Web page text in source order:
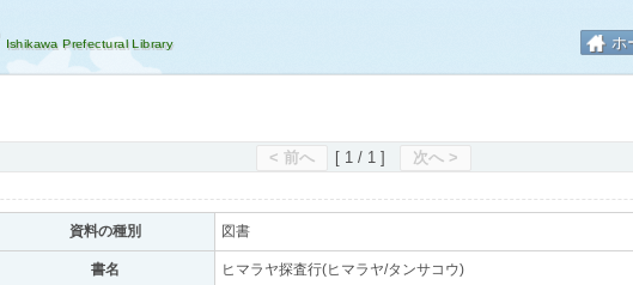
ホ
< 前へ [ 1 / 1 ] 次へ >
資料の種別 図書
書名 ヒマラヤ探査行(ヒマラヤ/タンサコウ)